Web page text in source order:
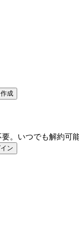
成
。いつでも解約可能
ン